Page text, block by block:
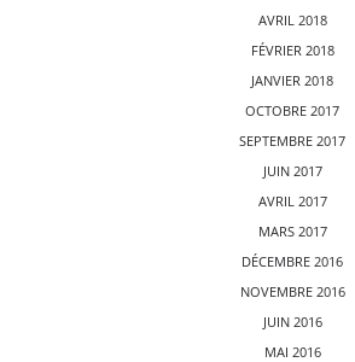
AVRIL 2018
FÉVRIER 2018
JANVIER 2018
OCTOBRE 2017
SEPTEMBRE 2017
JUIN 2017
AVRIL 2017
MARS 2017
DÉCEMBRE 2016
NOVEMBRE 2016
JUIN 2016
MAI 2016